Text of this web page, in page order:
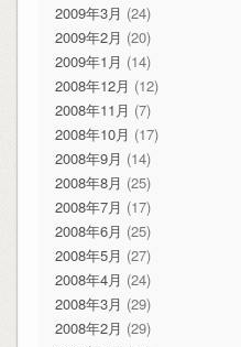
2009年3月 (24)
2009年2月 (20)
2009年1月 (14)
2008年12月 (12)
2008年11月 (7)
2008年10月 (17)
2008年9月 (14)
2008年8月 (25)
2008年7月 (17)
2008年6月 (25)
2008年5月 (27)
2008年4月 (24)
2008年3月 (29)
2008年2月 (29)